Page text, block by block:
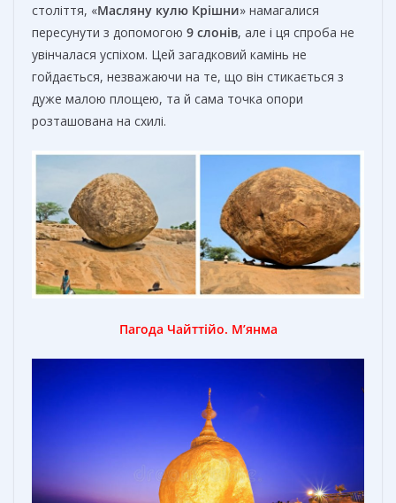
століття, «Масляну кулю Крішни» намагалися
пересунути з допомогою 9 слонів, але і ця спроба не
увінчалася успіхом. Цей загадковий камінь не
гойдається, незважаючи на те, що він стикається з
дуже малою площею, та й сама точка опори
розташована на схилі.
Пагода Чайттійо. М’янма